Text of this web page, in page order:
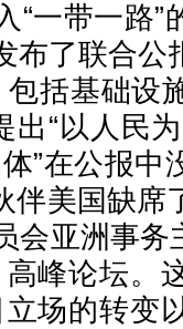
“一带一路”
布了联合公
包括基础设
出“以人民
”在公报中
伴美国缺席
会亚洲事务
峰论坛。
场的转变